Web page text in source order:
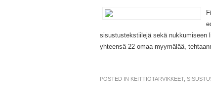
sisustustekstiilejä sekä nukkumiseen
yhteensä 22 omaa myymälää,
POSTED IN KEITTIÖTARVIKKEET,